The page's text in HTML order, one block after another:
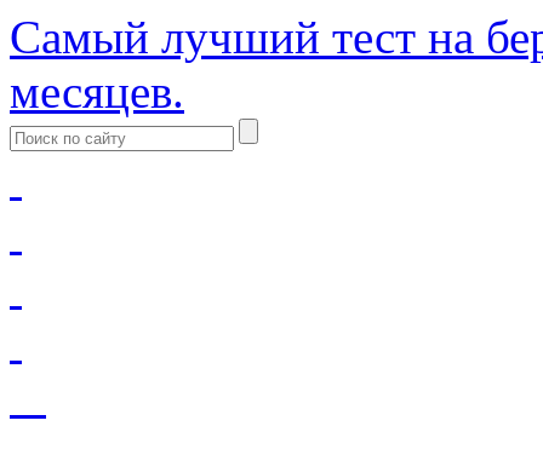
Самый лучший тест на
месяцев.